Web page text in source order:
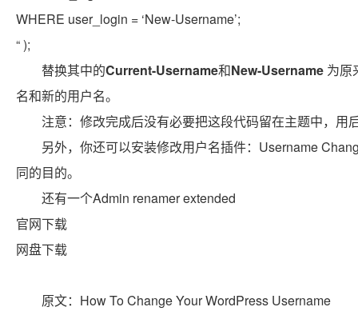
WHERE user_login = ‘New-Username’;
“);
替换其中的Current-Username和New-Username 为原
名和新的用户名。
注意：修改完成后没有必要把这段代码留在主题中，用
另外，你还可以安装修改用户名插件：Username
同的目的。
还有一个Admin renamer extended
官网下载
网盘下载
原文：How To Change Your WordPress Username